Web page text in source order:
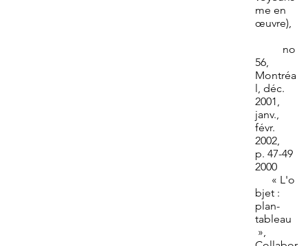
me en
œuvre),
no
56,
Montréa
l, déc.
2001,
janv.,
févr.
2002,
p. 47-49
2000
« L'o
bjet :
plan-
tableau
»,